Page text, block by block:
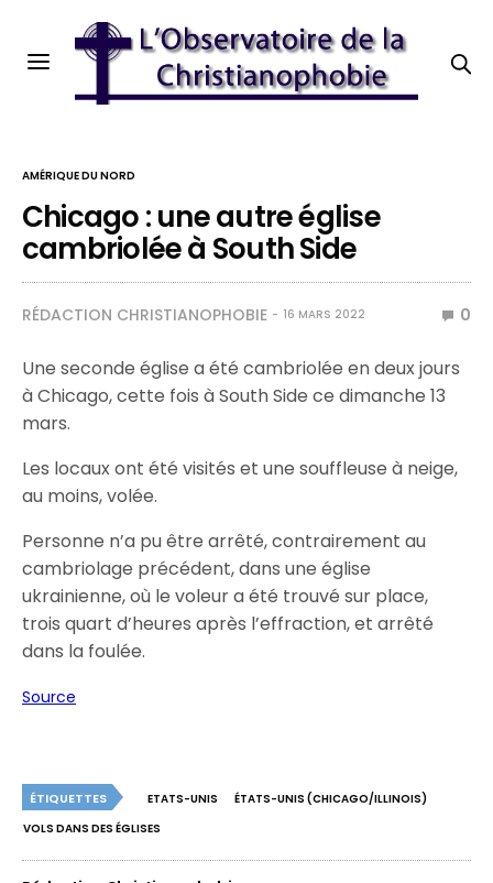
AMÉRIQUE DU NORD
Chicago : une autre église
cambriolée à South Side
RÉDACTION CHRISTIANOPHOBIE 16 MARS 2022 0
Une seconde église a été cambriolée en deux jours
à Chicago, cette fois à South Side ce dimanche 13
mars.
Les locaux ont été visités et une souffleuse à neige,
au moins, volée.
Personne n’a pu être arrêté, contrairement au
cambriolage précédent, dans une église
ukrainienne, où le voleur a été trouvé sur place,
trois quart d’heures après l’effraction, et arrêté
dans la foulée.
Source
ÉTIQUETTES ETATS-UNIS
ÉTATS-UNIS (CHICAGO/ILLINOIS)
VOLS DANS DES ÉGLISES